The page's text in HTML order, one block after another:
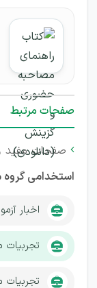
صفحات مرتبط
صفحات مفید و
استخدامی گروه
اخبار